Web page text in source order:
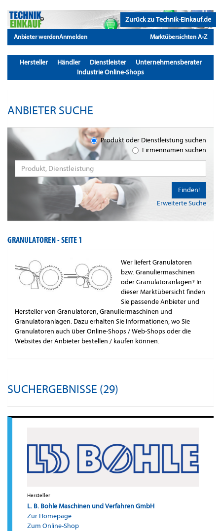
Zurück zu Technik-Einkauf.de
Anbieter werdenAnmelden Marktübersichten A-Z
Hersteller Händler Dienstleister
Unternehmensberater
Industrie Online-Shops
ANBIETER SUCHE
Produkt oder Dienstleistung suchen
Firmennamen suchen
Erweiterte Suche
Finden!
GRANULATOREN -SEITE 1
Wer liefert Granulatoren
bzw. Granuliermaschinen
oder Granulatoranlagen? In
dieser Marktübersicht finden
Sie passende Anbieter und
Hersteller von Granulatoren, Granuliermaschinen und
Granulatoranlagen. Dazu erhalten Sie Informationen, wo Sie
Granulatoren auch über Online-Shops / Web-Shops oder die
Websites der Anbieter bestellen / kaufen können.
SUCHERGEBNISSE (29)
Hersteller
L. B. Bohle Maschinen und Verfahren GmbH
Zur Homepage
Zum Online-Shop